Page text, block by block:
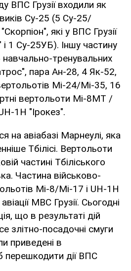
ВПС Грузії входили як
Су-25 (5 Су-25/
які у ВПС Грузії
1 Су-25УБ). Іншу частину
тренувальних
пара Ан-28, 4 Як-52,
Мі-24/Мі-35, 16
вертольоти Мі-8МТ /
1H "Ірокез".
на авіабазі Марнеулі, яка
Тбілісі. Вертольоти
частині Тбіліського
Частина військово-
Мі-8/Мі-17 і UH-1H
МВС Грузії. Сьогодні
що в результаті дій
злітно-посадочні смуги
приведені в
перешкодити дії ВПС